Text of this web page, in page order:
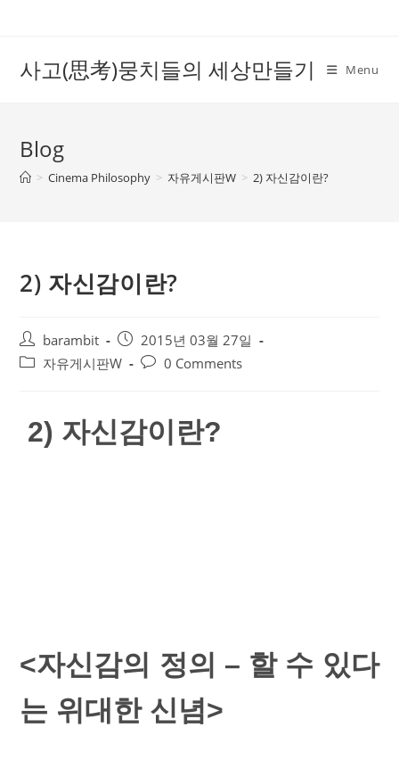
사고(思考)뭉치들의 세상만들기 Menu
Blog
> Cinema Philosophy > 자유게시판W > 2) 자신감이란?
2) 자신감이란?
Post
author:
barambit
Post
published:
2015년 03월 27일
Post자유게시판W
Post0 Comments
2) 자신감이란?
<자신감의 정의 – 할 수 있다
는 위대한 신념>